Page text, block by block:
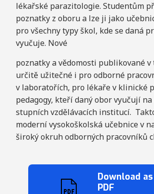
lékařské parazitologie. Studentům
poznatky z oboru a lze ji jako
pro všechny typy škol, kde se daná
vyučuje. Nové
poznatky a vědomosti publikované
určitě užitečné i pro odborné
v laboratořích, pro lékaře v klinické
pedagogy, kteří daný obor vyučují
stupních vzdělávacích institucí.
moderní vysokoškolská učebnice v
široký okruh odborných pracovníků
Download as
PDF